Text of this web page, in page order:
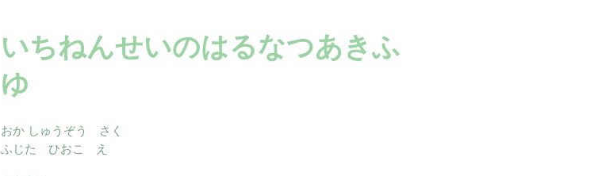
いちねんせいのはるなつあきふ
ゆ
おか しゅうぞう さく
ふじた ひおこ え